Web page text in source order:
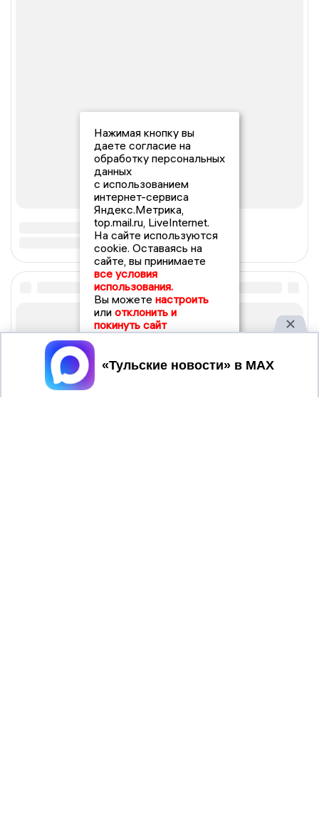
Нажимая кнопку вы
даете согласие на
обработку персональных
данных
с использованием
интернет-сервиса
Яндекс.Метрика,
top.mail.ru, LiveInternet.
На сайте используются
cookie. Оставаясь на
сайте, вы принимаете
все условия
использования.
Вы можете настроить
или отклонить и
покинуть сайт
Принять